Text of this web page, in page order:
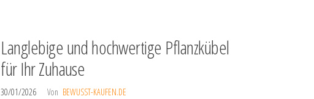
Langlebige und hochwertige Pflanzkübel
für Ihr Zuhause
30/01/2026 Von BEWUSST-KAUFEN.DE